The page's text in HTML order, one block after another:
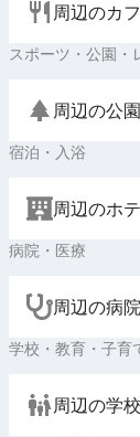
周辺のカ
スポーツ・公園・
周辺の公
宿泊・入浴
周辺のホ
病院・医療
周辺の病
学校・教育・子育
周辺の学